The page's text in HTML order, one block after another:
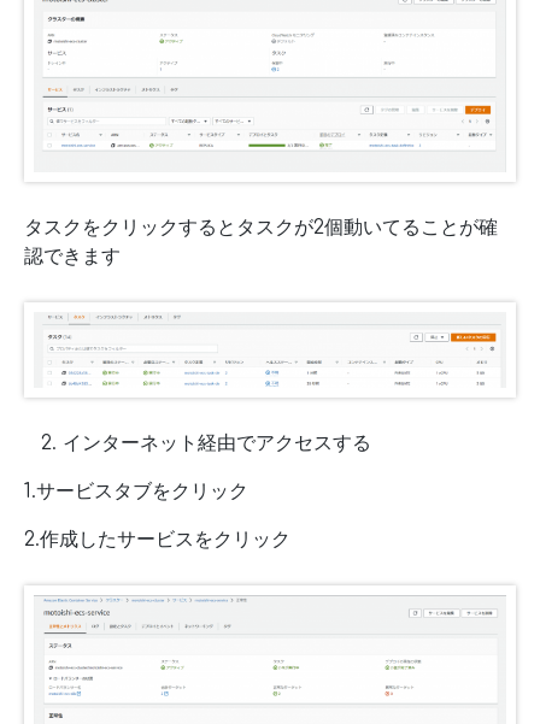
タスクをクリックするとタスクが2個動いてることが確
認できます
インターネット経由でアクセスする
1.サービスタブをクリック
2.作成したサービスをクリック